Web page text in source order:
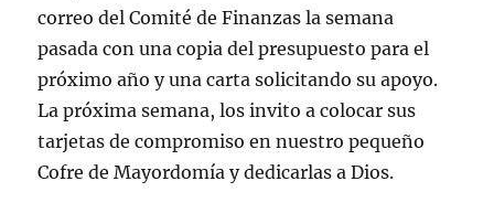
correo del Comité de Finanzas la semana
pasada con una copia del presupuesto para el
próximo año y una carta solicitando su apoyo.
La próxima semana, los invito a colocar sus
tarjetas de compromiso en nuestro pequeño
Cofre de Mayordomía y dedicarlas a Dios.